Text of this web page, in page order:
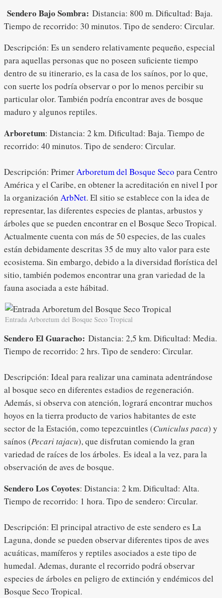
Sendero Bajo Sombra: Distancia: 800 m. Dificultad: Baja.
Tiempo de recorrido: 30 minutos. Tipo de sendero: Circular.
Descripción: Es un sendero relativamente pequeño, especial
para aquellas personas que no poseen suficiente tiempo
dentro de su itinerario, es la casa de los saínos, por lo que,
con suerte los podría observar o por lo menos percibir su
particular olor. También podría encontrar aves de bosque
maduro y algunos reptiles.
Arboretum: Distancia: 2 km. Dificultad: Baja. Tiempo de
recorrido: 40 minutos. Tipo de sendero: Circular.
Descripción: PrimerArboretum del Bosque Seco para Centro
América y el Caribe, en obtener la acreditación en nivel I por
la organización ArbNet. El sitio se establece con la idea de
representar, las diferentes especies de plantas, arbustos y
árboles que se pueden encontrar en el Bosque Seco Tropical.
Actualmente cuenta con más de 50 especies, de las cuales
están debidamente descritas 35 de muy alto valor para este
ecosistema. Sin embargo, debido a la diversidad florística del
sitio, también podemos encontrar una gran variedad de la
fauna asociada a este hábitad.
Entrada Arboretum del Bosque Seco Tropical
Sendero El Guaracho: Distancia: 2,5 km. Dificultad: Media.
Tiempo de recorrido: 2 hrs. Tipo de sendero: Circular.
Descripción: Ideal para realizar una caminata adentrándose
al bosque seco en diferentes estadios de regeneración.
Además, si observa con atención, logrará encontrar muchos
hoyos en la tierra producto de varios habitantes de este
sector de la Estación, como tepezcuintles (Cuniculus paca) y
saínos (Pecari tajacu), que disfrutan comiendo la gran
variedad de raíces de los árboles. Es ideal a la vez, para la
observación de aves de bosque.
Sendero Los Coyotes: Distancia: 2 km. Dificultad: Alta.
Tiempo de recorrido: 1 hora. Tipo de sendero: Circular.
Descripción: El principal atractivo de este sendero es La
Laguna, donde se pueden observar diferentes tipos de aves
acuáticas, mamíferos y reptiles asociados a este tipo de
humedal. Ademas, durante el recorrido podrá observar
especies de árboles en peligro de extinción y endémicos del
Bosque Seco Tropical.